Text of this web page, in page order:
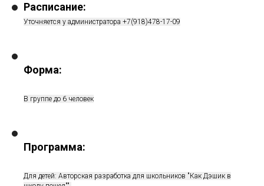
Расписание:
Уточняется у администратора +7(918)478-17-09
Форма:
В группе до 6 человек
Программа:
Для детей: Авторская разработка для школьников "Как Дэшик в